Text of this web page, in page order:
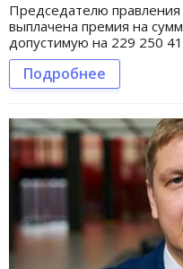
Председателю
выплачена премия на
допустимую на 229 250
Подробнее